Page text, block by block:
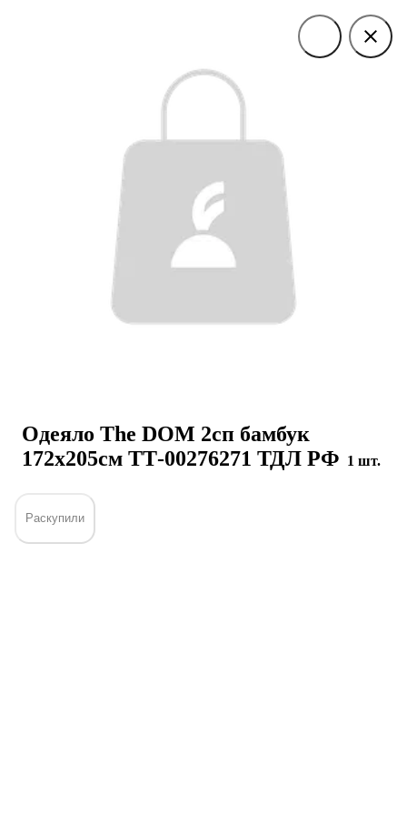
Одеяло The DOM 2сп бамбук
172х205см ТТ-00276271 ТДЛ РФ 1 шт.
Раскупили